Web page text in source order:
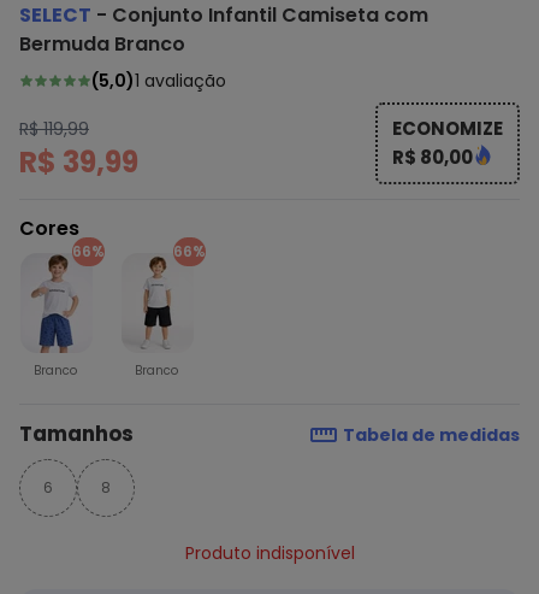
SELECT - Conjunto Infantil Camiseta com
Bermuda Branco
(5,0)1 avaliação
R$ 119,99
R$ 39,99
ECONOMIZE
R$ 80,00
Cores
66%
Branco
66%
Branco
Tamanhos Tabela de medidas
6 8
Produto indisponível